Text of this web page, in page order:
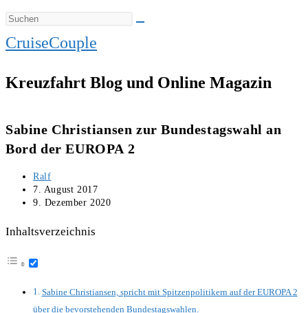
CruiseCouple
Kreuzfahrt Blog und Online Magazin
Sabine Christiansen zur Bundestagswahl an
Bord der EUROPA 2
Beitrags-
Autor:
Ralf
Beitrag
veröffentlicht:
7. August 2017
Beitrag
geändert
9. Dezember 2020
Inhaltsverzeichnis
Sabine Christiansen, spricht mit Spitzenpolitikern auf der EUROPA 2
über die bevorstehenden Bundestagswahlen.